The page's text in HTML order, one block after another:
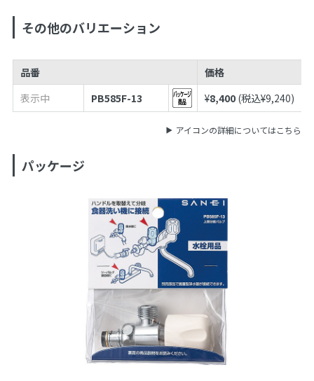
その他のバリエーション
品番 価格
表示中
PB585F-13 ¥8,400 (税込¥9,240)
アイコンの詳細についてはこちら
パッケージ